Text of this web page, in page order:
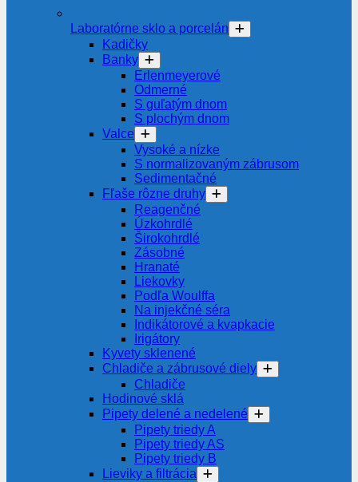
Laboratórne sklo a porcelán
Kadičky
Banky
Erlenmeyerové
Odmerné
S guľatým dnom
S plochým dnom
Valce
Vysoké a nízke
S normalizovaným zábrusom
Sedimentačné
Fľaše rôzne druhy
Reagenčné
Úzkohrdlé
Širokohrdlé
Zásobné
Hranaté
Liekovky
Podľa Woulffa
Na injekčné séra
Indikátorové a kvapkacie
Irigátory
Kyvety sklenené
Chladiče a zábrusové diely
Chladiče
Hodinové sklá
Pipety delené a nedelené
Pipety triedy A
Pipety triedy AS
Pipety triedy B
Lieviky a filtrácia